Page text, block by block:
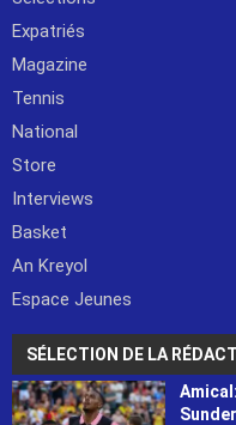
Expatriés
Magazine
Tennis
National
Store
Interviews
Basket
An Kreyol
Espace Jeunes
SÉLECTION DE LA